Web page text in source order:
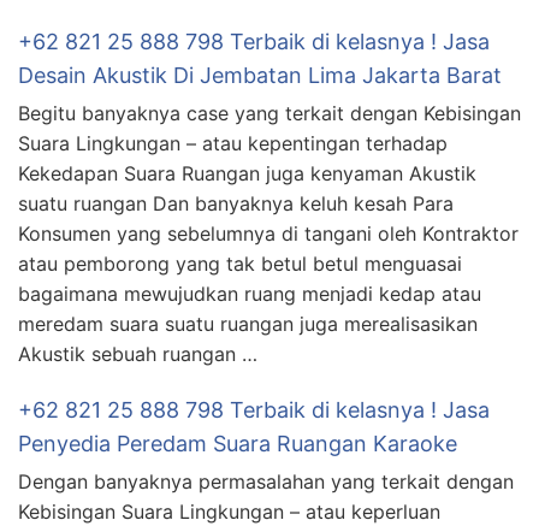
+62 821 25 888 798 Terbaik di kelasnya ! Jasa
Desain Akustik Di Jembatan Lima Jakarta Barat
Begitu banyaknya case yang terkait dengan Kebisingan
Suara Lingkungan – atau kepentingan terhadap
Kekedapan Suara Ruangan juga kenyaman Akustik
suatu ruangan Dan banyaknya keluh kesah Para
Konsumen yang sebelumnya di tangani oleh Kontraktor
atau pemborong yang tak betul betul menguasai
bagaimana mewujudkan ruang menjadi kedap atau
meredam suara suatu ruangan juga merealisasikan
Akustik sebuah ruangan …
+62 821 25 888 798 Terbaik di kelasnya ! Jasa
Penyedia Peredam Suara Ruangan Karaoke
Dengan banyaknya permasalahan yang terkait dengan
Kebisingan Suara Lingkungan – atau keperluan